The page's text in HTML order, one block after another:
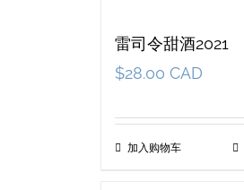
雷司令甜酒2021
$28.00 CAD
加入购物车